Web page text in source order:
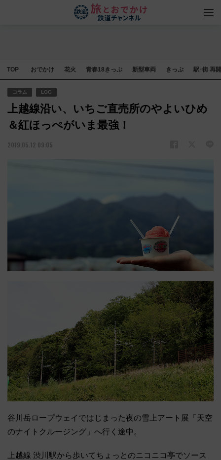
TOP おでかけ 花火 青春18きっぷ 新型車両 きっぷ 駅･街 再
コラム LOG
上越線沿い、いちご直売所のやよいひめ
＆紅ほっぺがいま最強！
2019.05.12 09:05
谷川岳ロープウェイではじまった夜の雪上アート展「天空
のナイトクルージング」へ行く途中。
上越線 渋川駅から歩いてちょっとのニコニコ亭でソース